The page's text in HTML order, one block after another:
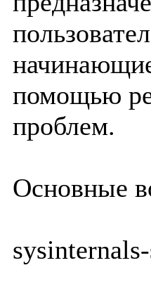
помощью
проблем.
Основные